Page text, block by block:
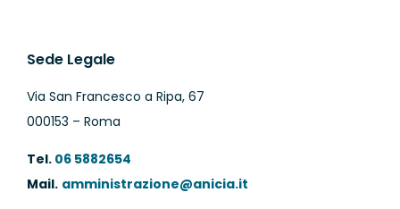
Sede Legale
Via San Francesco a Ripa, 67
000153 – Roma
Tel.06 5882654
Mail. amministrazione@anicia.it